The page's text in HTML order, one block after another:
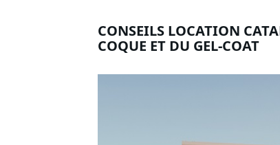
CONSEILS LOCATION
COQUE ET DU GEL-COAT